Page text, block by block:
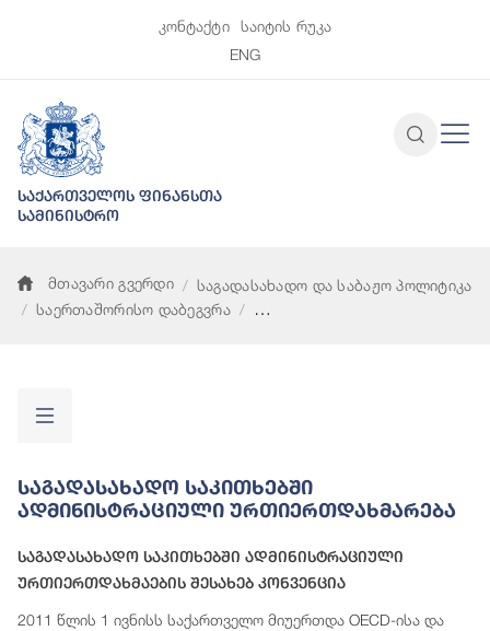
კონტაქტი
საიტის რუკა
ENG
საქართველოს ფინანსთა
სამინისტრო
მთავარი გვერდი
საგადასახადო და საბაჟო პოლიტიკა
საერთაშორისო დაბეგვრა
Საგადასახადო Საკითხებში
Ადმინისტრაციული Ურთიერთდახმარება
Საგადასახადო Საკითხებში Ადმინისტრაციული
Ურთიერთდახმაების Შესახებ Კონვენცია
2011 წლის 1 ივნისს საქართველო მიუერთდა OECD-ისა და